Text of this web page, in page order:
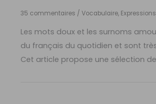
35 commentaires /Vocabulaire, Expressions
Les mots doux et les surnoms
du français du quotidien et sont très
Cet article propose une sélection